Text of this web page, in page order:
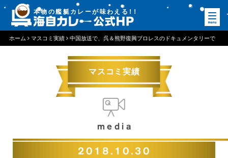
本物の艦艇カレーが味わえる ！！
ホーム マスコミ実績 中国放送で、呉＆熊野復興プロレスのドキュメンタリーで
マスコミ実績
media
2018.10.30